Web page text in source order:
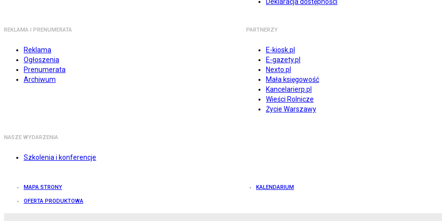
REKLAMA I PRENUMERATA
Reklama
Ogłoszenia
Prenumerata
Archiwum
PARTNERZY
E-kiosk.pl
E-gazety.pl
Nexto.pl
Mała księgowość
Kancelarierp.pl
Wieści Rolnicze
Życie Warszawy
NASZE WYDARZENIA
Szkolenia i konferencje
MAPA STRONY KALENDARIUM
OFERTA PRODUKTOWA